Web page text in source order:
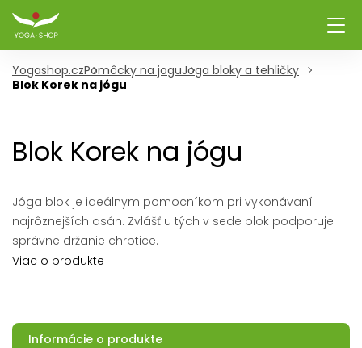
Yogashop.czPomôcky na joguJoga bloky a tehličky
Blok Korek na jógu
Blok Korek na jógu
Jóga blok je ideálnym pomocníkom pri vykonávaní
najrôznejších asán. Zvlášť u tých v sede blok podporuje
správne držanie chrbtice.
Viac o produkte
Informácie o produkte